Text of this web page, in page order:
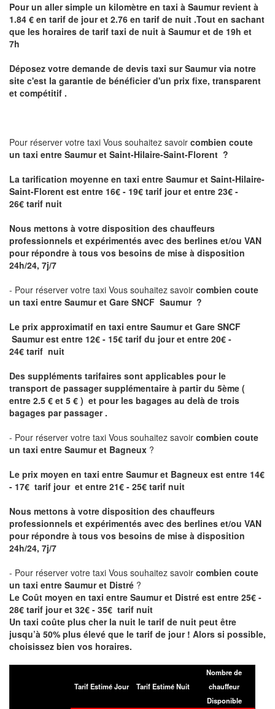
Pour un aller simple un kilomètre en taxi à Saumurrevient à
1.84 € en tarif de jour et 2.76 en tarif de nuit .Tout en sachant
que les horaires de tarif taxi de nuit à Saumuret de 19h et
7h
Déposez votre demande de devis taxi surSaumur via notre
site c'est la garantie de bénéficier d'un prix fixe, transparent
et compétitif .
Pour réserver votre taxi Vous souhaitez savoir combien coute
un taxi entre Saumur et Saint-Hilaire-Saint-Florent ?
La tarification moyenne en taxi entre Saumur et Saint-Hilaire-
Saint-Florent est entre 16€ - 19€ tarif jour et entre 23€ -
26€ tarif nuit
Nous mettons à votre disposition des chauffeurs
professionnels et expérimentés avec des berlines et/ou VAN
pour répondre à tous vos besoins de mise à disposition
24h/24, 7j/7
- Pour réserver votre taxi Vous souhaitez savoir combien coute
un taxi entre Saumur et Gare SNCF Saumur ?
Le prix approximatif en taxi entre Saumur et Gare SNCF
Saumur est entre 12€ - 15€ tarif du jour et entre 20€ -
24€ tarif nuit
Des suppléments tarifaires sont applicables pour le
transport de passager supplémentaire à partir du 5ème (
entre 2.5 € et 5 € ) et pour les bagages au delà de trois
bagages par passager .
- Pour réserver votre taxi Vous souhaitez savoir combien coute
un taxi entre Saumur et Bagneux ?
Le prix moyen en taxi entre Saumur et Bagneux est entre 14€
- 17€ tarif jour et entre 21€ - 25€ tarif nuit
Nous mettons à votre disposition des chauffeurs
professionnels et expérimentés avec des berlines et/ou VAN
pour répondre à tous vos besoins de mise à disposition
24h/24, 7j/7
- Pour réserver votre taxi Vous souhaitez savoir combien coute
un taxi entre Saumur et Distré ?
Le Coût moyen en taxi entre Saumur et Distré est entre 25€ -
28€ tarif jour et 32€ - 35€ tarif nuit
Un taxi coûte plus cher la nuit le tarif de nuit peut être
jusqu’à 50% plus élevé que le tarif de jour ! Alors si possible,
choisissez bien vos horaires.
Tarif Estimé Jour Tarif Estimé Nuit
Nombre de
chauffeur
Disponible